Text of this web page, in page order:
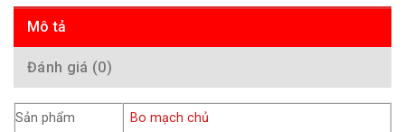
Mô tả
Đánh giá (0)
Sản phẩm
Bo mạch chủ